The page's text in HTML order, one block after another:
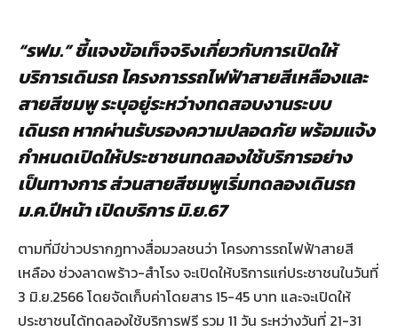
“รฟม.” ชี้แจงข้อเท็จจริงเกี่ยวกับการเปิดให้
บริการเดินรถ โครงการรถไฟฟ้าสายสีเหลืองและ
สายสีชมพู ระบุอยู่ระหว่างทดสอบงานระบบ
เดินรถ หากผ่านรับรองความปลอดภัย พร้อมแจ้ง
กำหนดเปิดให้ประชาชนทดลองใช้บริการอย่าง
เป็นทางการ ส่วนสายสีชมพูเริ่มทดลองเดินรถ
ม.ค.ปีหน้า เปิดบริการ มิ.ย.67
ตามที่มีข่าวปรากฏทางสื่อมวลชนว่า โครงการรถไฟฟ้าสายสี
เหลือง ช่วงลาดพร้าว-สำโรง จะเปิดให้บริการแก่ประชาชนในวันที่
3 มิ.ย.2566 โดยจัดเก็บค่าโดยสาร 15-45 บาท และจะเปิดให้
ประชาชนได้ทดลองใช้บริการฟรี รวม 11 วัน ระหว่างวันที่ 21-31